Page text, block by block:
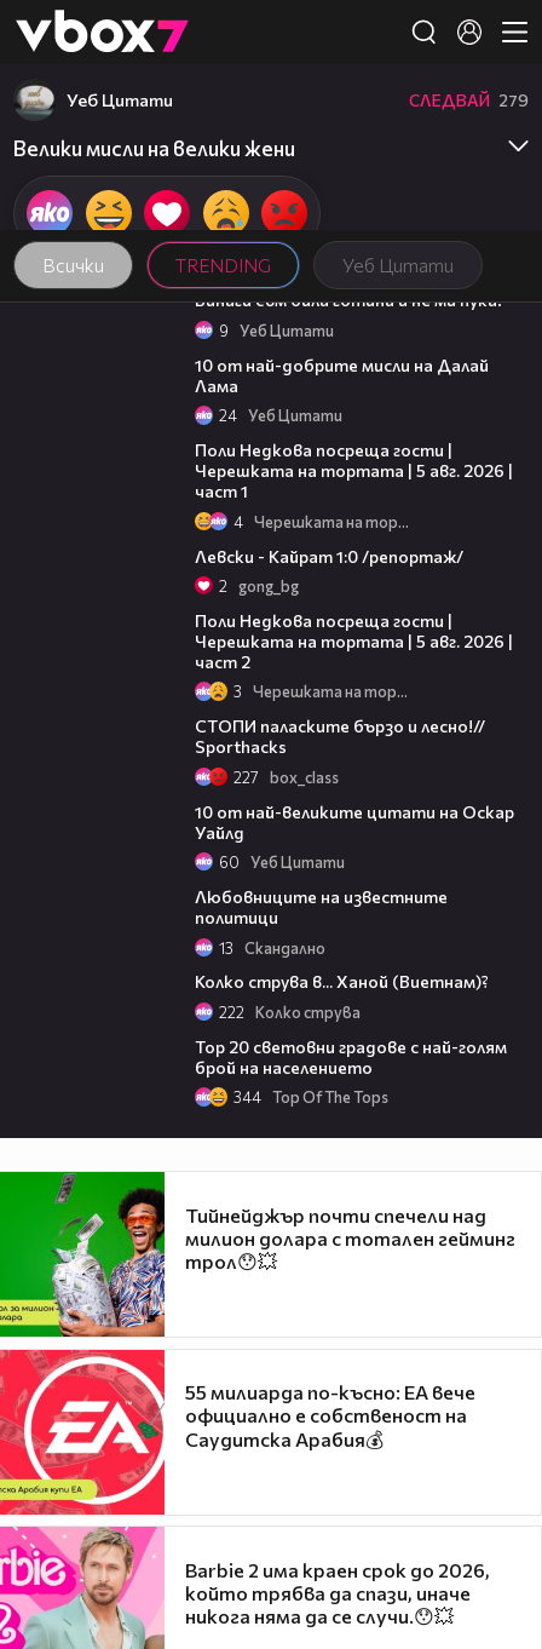
👾
Всички TRENDING Уеб Цитати
Уеб Цитати СЛЕДВАЙ 279
Велики мисли на велики жени
01:48
Винаги съм била готина и не ми пука!
9 Уеб Цитати
10 от най-добрите мисли на Далай
Лама
24 Уеб Цитати
Поли Недкова посреща гости |
Черешката на тортата | 5 авг. 2026 |
част 1
4 Черешката на тортата
Левски - Кайрат 1:0 /репортаж/
2 gong_bg
Поли Недкова посреща гости |
Черешката на тортата | 5 авг. 2026 |
част 2
3 Черешката на тортата
СТОПИ паласките бързо и лесно!//
Sporthacks
227 box_class
10 от най-великите цитати на Оскар
Уайлд
60 Уеб Цитати
Любовниците на известните
политици
13 Скандално
Колко струва в... Ханой (Виетнам)?
222 Колко струва
Top 20 световни градове с най-голям
брой на населението
344 Top Of The Tops
Тийнейджър почти спечели над
милион долара с тотален гейминг
трол😯💥
55 милиарда по-късно: EA вече
официално е собственост на
Саудитска Арабия💰
Barbie 2 има краен срок до 2026,
който трябва да спази, иначе
никога няма да се случи.😯💥